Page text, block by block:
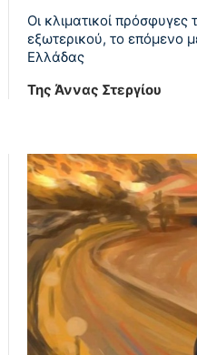
Οι κλιματικοί πρόσφυγες
εξωτερικού, το επόμενο
Ελλάδας
Της Άννας Στεργίου